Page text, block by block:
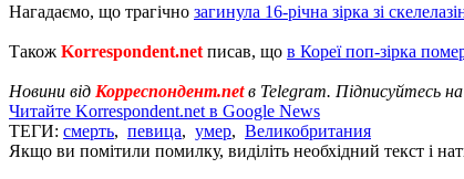
Нагадаємо, що трагічно загинула 16-річна зірка зі
Також Korrespondent.net писав, що в Кореї поп-зірка
Новини від Корреспондент.netв Telegram. Підписуйтесь
Читайте Korrespondent.net в Google News
ТЕГИ: смерть, певица, умер, Великобритания
Якщо ви помітили помилку, виділіть необхідний текст і